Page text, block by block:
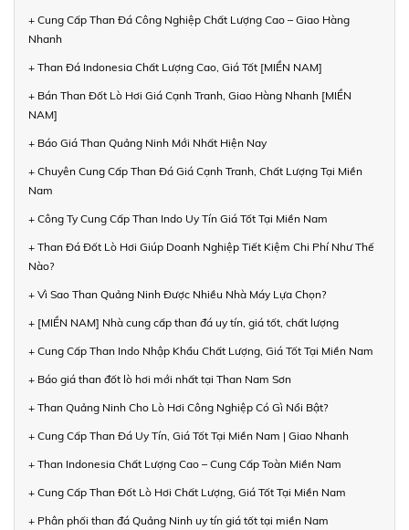
+ Cung Cấp Than Đá Công Nghiệp Chất Lượng Cao – Giao Hàng
Nhanh
+ Than Đá Indonesia Chất Lượng Cao, Giá Tốt [MIỀN NAM]
+ Bán Than Đốt Lò Hơi Giá Cạnh Tranh, Giao Hàng Nhanh [MIỀN
NAM]
+ Báo Giá Than Quảng Ninh Mới Nhất Hiện Nay
+ Chuyên Cung Cấp Than Đá Giá Cạnh Tranh, Chất Lượng Tại Miền
Nam
+ Công Ty Cung Cấp Than Indo Uy Tín Giá Tốt Tại Miền Nam
+ Than Đá Đốt Lò Hơi Giúp Doanh Nghiệp Tiết Kiệm Chi Phí Như Thế
Nào?
+ Vì Sao Than Quảng Ninh Được Nhiều Nhà Máy Lựa Chọn?
+ [MIỀN NAM] Nhà cung cấp than đá uy tín, giá tốt, chất lượng
+ Cung Cấp Than Indo Nhập Khẩu Chất Lượng, Giá Tốt Tại Miền Nam
+ Báo giá than đốt lò hơi mới nhất tại Than Nam Sơn
+ Than Quảng Ninh Cho Lò Hơi Công Nghiệp Có Gì Nổi Bật?
+ Cung Cấp Than Đá Uy Tín, Giá Tốt Tại Miền Nam | Giao Nhanh
+ Than Indonesia Chất Lượng Cao – Cung Cấp Toàn Miền Nam
+ Cung Cấp Than Đốt Lò Hơi Chất Lượng, Giá Tốt Tại Miền Nam
+ Phân phối than đá Quảng Ninh uy tín giá tốt tại miền Nam